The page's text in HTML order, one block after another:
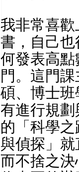
我非常喜
書，自己
何發表高
門。這門
碩、博士
有進行規劃
的「科學
與偵探」
而不捨之